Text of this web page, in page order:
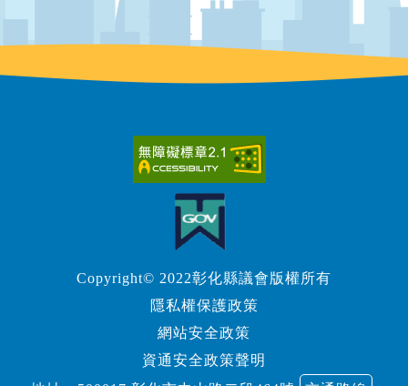
Copyright© 2022彰化縣議會版權所有
隱私權保護政策
網站安全政策
資通安全政策聲明